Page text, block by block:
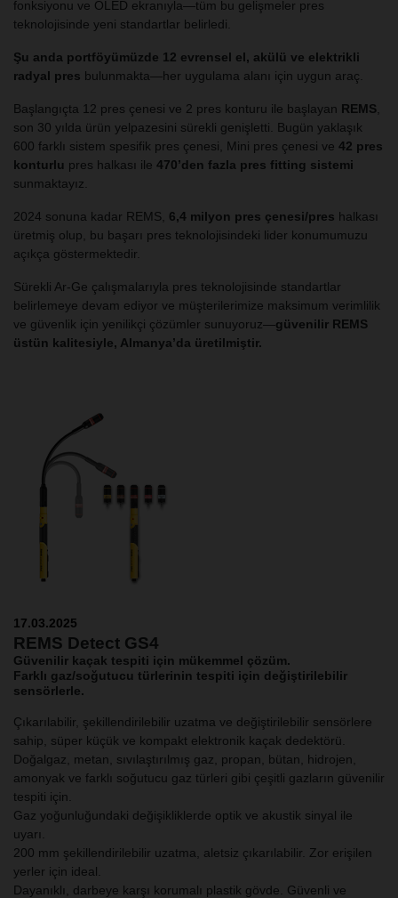
fonksiyonu ve OLED ekranıyla—tüm bu gelişmeler pres
teknolojisinde yeni standartlar belirledi.
Şu anda portföyümüzde 12 evrensel el, akülü ve elektrikli
radyal pres bulunmakta—her uygulama alanı için uygun araç.
Başlangıçta 12 pres çenesi ve 2 pres konturu ile başlayan REMS
son 30 yılda ürün yelpazesini sürekli genişletti. Bugün yaklaşık
600 farklı sistem spesifik pres çenesi, Mini pres çenesi ve 42 pres
konturlu pres halkası ile 470’den fazla pres fitting sistemi
sunmaktayız.
2024 sonuna kadar REMS, 6,4 milyon pres çenesi/pres halkası
üretmiş olup, bu başarı pres teknolojisindeki lider konumumuzu
açıkça göstermektedir.
Sürekli Ar-Ge çalışmalarıyla pres teknolojisinde standartlar
belirlemeye devam ediyor ve müşterilerimize maksimum verimlilik
ve güvenlik için yenilikçi çözümler sunuyoruz—güvenilir REMS
üstün kalitesiyle, Almanya’da üretilmiştir.
17.03.2025
REMS Detect GS4
Güvenilir kaçak tespiti için mükemmel çözüm.
Farklı gaz/soğutucu türlerinin tespiti için değiştirilebilir
sensörlerle.
Çıkarılabilir, şekillendirilebilir uzatma ve değiştirilebilir sensörlere
sahip, süper küçük ve kompakt elektronik kaçak dedektörü.
Doğalgaz, metan, sıvılaştırılmış gaz, propan, bütan, hidrojen,
amonyak ve farklı soğutucu gaz türleri gibi çeşitli gazların güvenilir
tespiti için.
Gaz yoğunluğundaki değişikliklerde optik ve akustik sinyal ile
uyarı.
200 mm şekillendirilebilir uzatma, aletsiz çıkarılabilir. Zor erişilen
yerler için ideal.
Dayanıklı, darbeye karşı korumalı plastik gövde. Güvenli ve